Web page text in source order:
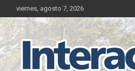
al
contenido
viernes, agosto 7, 2026